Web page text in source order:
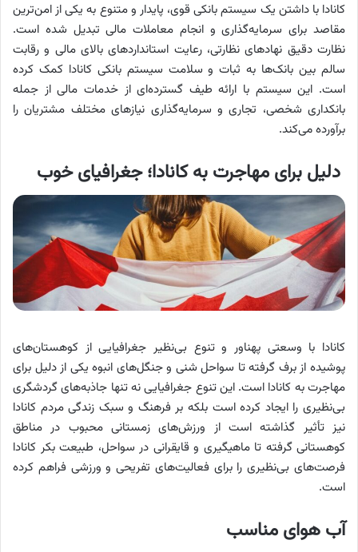
کانادا با داشتن یک سیستم بانکی قوی، پایدار و متنوع به یکی از امن‌ترین
مقاصد برای سرمایه‌گذاری و انجام معاملات مالی تبدیل شده است.
نظارت دقیق نهادهای نظارتی، رعایت استانداردهای بالای مالی و رقابت
سالم بین بانک‌ها به ثبات و سلامت سیستم بانکی کانادا کمک کرده
است. این سیستم با ارائه طیف گسترده‌ای از خدمات مالی از جمله
بانکداری شخصی، تجاری و سرمایه‌گذاری نیازهای مختلف مشتریان را
برآورده می‌کند.
دلیل برای مهاجرت به کانادا؛ جغرافیای خوب
کانادا با وسعتی پهناور و تنوع بی‌نظیر جغرافیایی از کوهستان‌های
پوشیده از برف گرفته تا سواحل شنی و جنگل‌های انبوه یکی از دلیل برای
مهاجرت به کانادا است. این تنوع جغرافیایی نه تنها جاذبه‌های گردشگری
بی‌نظیری را ایجاد کرده است بلکه بر فرهنگ و سبک زندگی مردم کانادا
نیز تأثیر گذاشته است از ورزش‌های زمستانی محبوب در مناطق
کوهستانی گرفته تا ماهیگیری و قایقرانی در سواحل، طبیعت بکر کانادا
فرصت‌های بی‌نظیری را برای فعالیت‌های تفریحی و ورزشی فراهم کرده
است.
آب هوای مناسب